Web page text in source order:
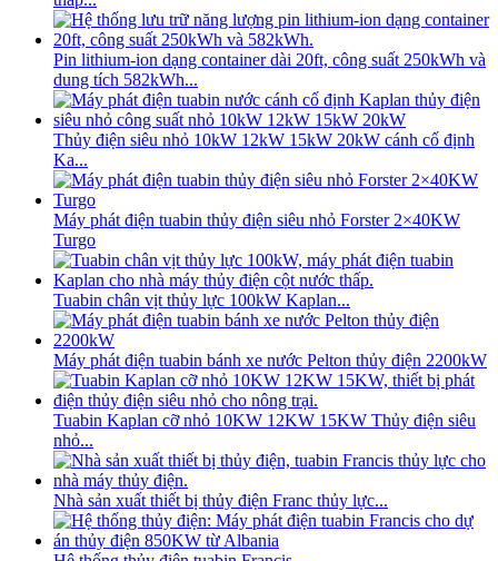
Pin lithium-ion dạng container dài 20ft, công suất 250kWh và
dung tích 582kWh...
Thủy điện siêu nhỏ 10kW 12kW 15kW 20kW cánh cố định
Ka...
Máy phát điện tuabin thủy điện siêu nhỏ Forster 2×40KW
Turgo
Tuabin chân vịt thủy lực 100kW Kaplan...
Máy phát điện tuabin bánh xe nước Pelton thủy điện 2200kW
Tuabin Kaplan cỡ nhỏ 10KW 12KW 15KW Thủy điện siêu
nhỏ...
Nhà sản xuất thiết bị thủy điện Franc thủy lực...